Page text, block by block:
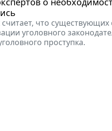
считает, что
уголовного
проступка.